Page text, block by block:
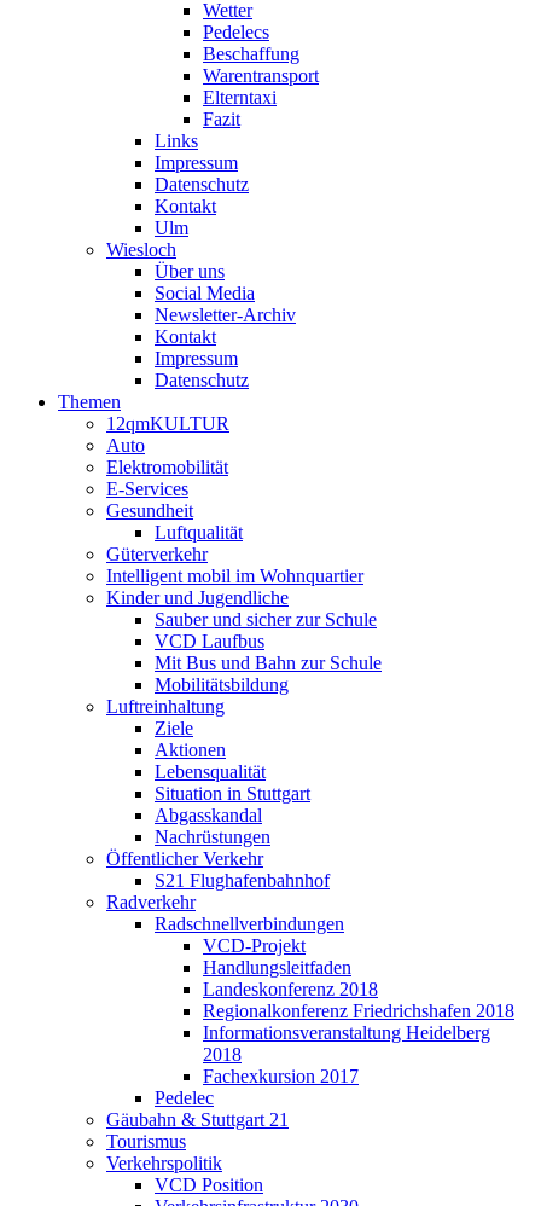
Wetter
Pedelecs
Beschaffung
Warentransport
Elterntaxi
Fazit
Links
Impressum
Datenschutz
Kontakt
Ulm
Wiesloch
Über uns
Social Media
Newsletter-Archiv
Kontakt
Impressum
Datenschutz
Themen
12qmKULTUR
Auto
Elektromobilität
E-Services
Gesundheit
Luftqualität
Güterverkehr
Intelligent mobil im Wohnquartier
Kinder und Jugendliche
Sauber und sicher zur Schule
VCD Laufbus
Mit Bus und Bahn zur Schule
Mobilitätsbildung
Luftreinhaltung
Ziele
Aktionen
Lebensqualität
Situation in Stuttgart
Abgasskandal
Nachrüstungen
Öffentlicher Verkehr
S21 Flughafenbahnhof
Radverkehr
Radschnellverbindungen
VCD-Projekt
Handlungsleitfaden
Landeskonferenz 2018
Regionalkonferenz Friedrichshafen 2018
Informationsveranstaltung Heidelberg
2018
Fachexkursion 2017
Pedelec
Gäubahn & Stuttgart 21
Tourismus
Verkehrspolitik
VCD Position